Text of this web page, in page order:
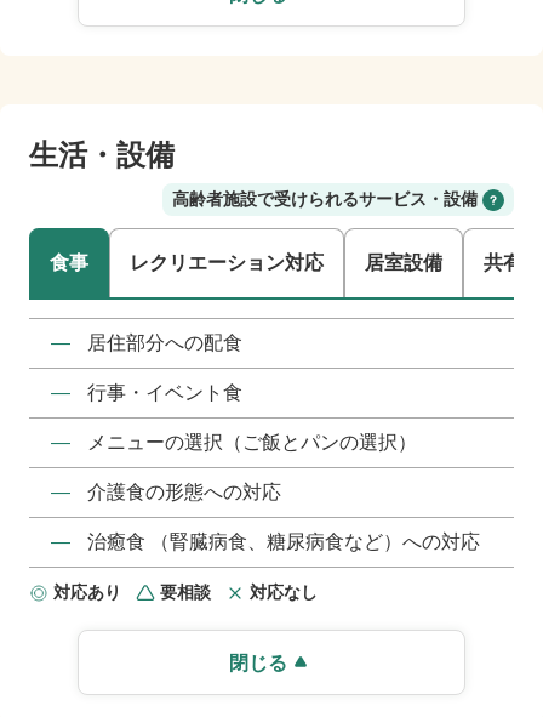
生活・設備
高齢者施設で受けられるサービス・設備
食事 レクリエーション対応 居室設備 共有
― 居住部分への配食
― 行事・イベント食
― メニューの選択（ご飯とパンの選択）
― 介護食の形態への対応
― 治癒食 （腎臓病食、糖尿病食など）への対応
対応あり 要相談 対応なし
閉じる